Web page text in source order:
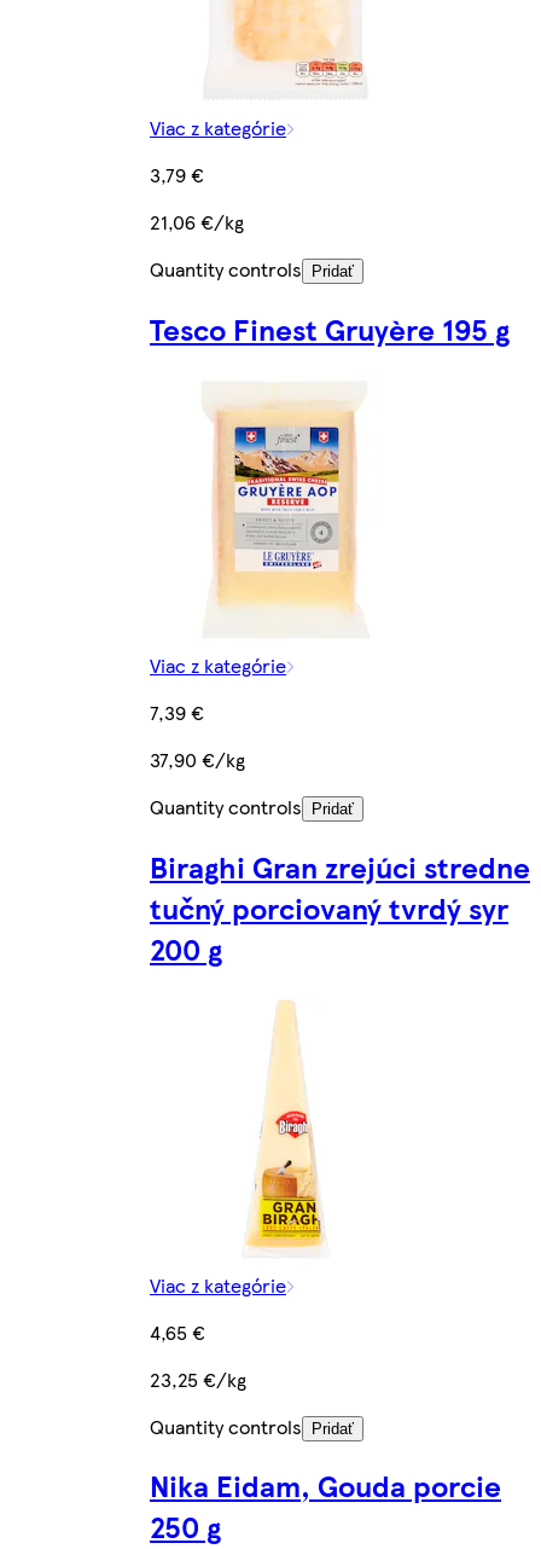
Viac z kategórie
3,79 €
21,06 €/kg
Quantity controls
Pridať
Tesco Finest Gruyère 195 g
Viac z kategórie
7,39 €
37,90 €/kg
Quantity controls
Pridať
Biraghi Gran zrejúci stredne
tučný porciovaný tvrdý syr
200 g
Viac z kategórie
4,65 €
23,25 €/kg
Quantity controls
Pridať
Nika Eidam, Gouda porcie
250 g